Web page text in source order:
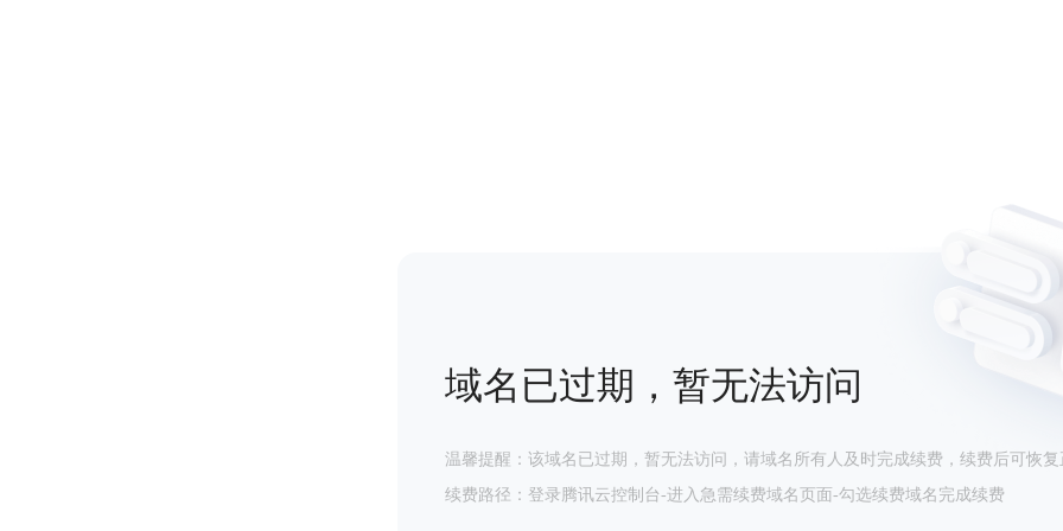
域名已过期，暂无法访问
温馨提醒：该域名已过期，暂无法访问，请域名所有人及时完成续费，续费后可恢复
续费路径：登录腾讯云控制台-进入急需续费域名页面-勾选续费域名完成续费